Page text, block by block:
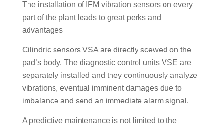
The installation of IFM vibration sensors on every
part of the plant leads to great perks and
advantages
Cilindric sensors VSA are directly scewed on the
pad’s body. The diagnostic control units VSE are
separately installed and they continuously analyze
vibrations, eventual imminent damages due to
imbalance and send an immediate alarm signal.
A predictive maintenance is not limited to the